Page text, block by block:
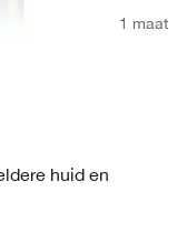
1 maat
huid en